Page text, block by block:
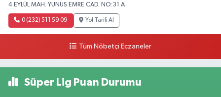
4 EYLÜL MAH. YUNUS EMRE CAD. NO:31 A
0 (232) 511 59 09 Yol Tarifi Al
Tüm Nöbetçi Eczaneler
Süper Lig Puan Durumu